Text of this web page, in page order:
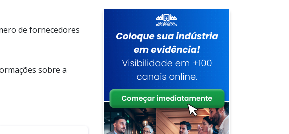
de fornecedores
sobre a